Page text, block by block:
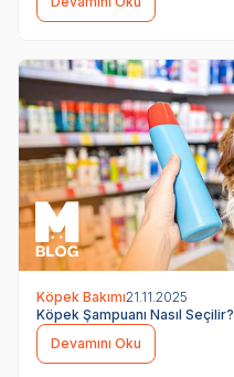
Köpek Bakımı21.11.2025
Köpek Şampuanı Nasıl Seçilir?
Devamını Oku